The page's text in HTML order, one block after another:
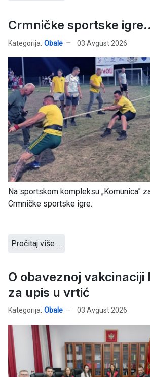
Crmničke sportske
Kategorija: Obale 03 Avgust 2026
Na sportskom kompleksu „Komunica”
Crmničke sportske igre.
Pročitaj više …
O obaveznoj vakcinaciji
za upis u vrtić
Kategorija: Obale 03 Avgust 2026